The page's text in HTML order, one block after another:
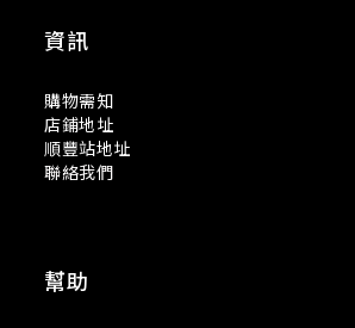
資訊
購物需知
店鋪地址
順豐站地址
聯絡我們
幫助